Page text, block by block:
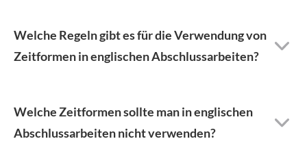
Welche Regeln gibt es für die Verwendung von
Zeitformen in englischen Abschlussarbeiten?
Welche Zeitformen sollte man in englischen
Abschlussarbeiten nicht verwenden?